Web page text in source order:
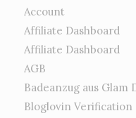
Account
Affiliate Dashboard
Affiliate Dashboard
AGB
Badeanzug aus Glam
Bloglovin Verification